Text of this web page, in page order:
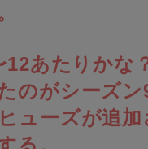
12あたりかな
のがシーズン
ューズが追加
る。